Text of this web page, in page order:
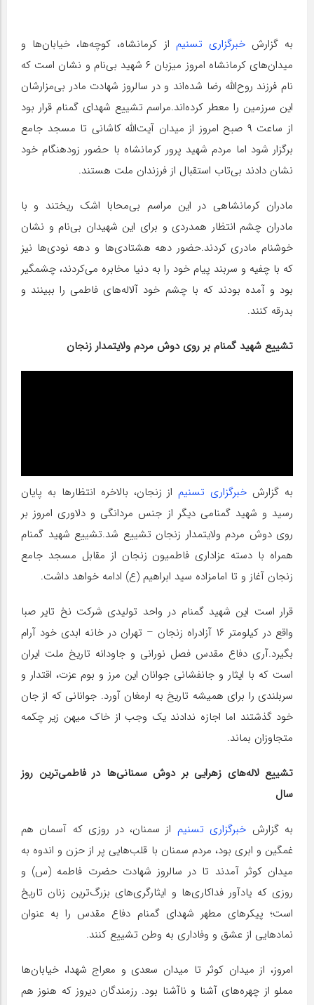
به گزارشخبرگزاری تسنیم از کرمانشاه، کوچه‌ها، خیابان‌ها و
میدان‌های کرمانشاه امروز میزبان ۶ شهید بی‌نام و نشان است که
نام فرزند روح‌الله رضا شده‌اند و در سالروز شهادت مادر بی‌مزارشان
این سرزمین را معطر کرده‌اند.مراسم تشییع شهدای گمنام قرار بود
از ساعت ۹ صبح امروز از میدان آیت‌الله کاشانی تا مسجد جامع
برگزار شود اما مردم شهید پرور کرمانشاه با حضور زودهنگام خود
نشان دادند بی‌تاب استقبال از فرزندان ملت هستند.
مادران کرمانشاهی در این مراسم بی‌محابا اشک ریختند و با
مادران چشم انتظار همدردی و برای این شهیدان بی‌نام و نشان
خوشنام مادری کردند.حضور دهه هشتادی‌ها و دهه نودی‌ها نیز
که با چفیه و سربند پیام خود را به دنیا مخابره می‌کردند، چشمگیر
بود و آمده بودند که با چشم خود آلاله‌های فاطمی را ببینند و
بدرقه کنند.
تشییع شهید گمنام بر روی دوش مردم ولایتمدار زنجان
به گزارش خبرگزاری تسنیماز زنجان، بالاخره انتظارها به پایان
رسید و شهید گمنامی دیگر از جنس مردانگی و دلاوری امروز بر
روی دوش مردم ولایتمدار زنجان تشییع شد.تشییع شهید گمنام
همراه با دسته عزاداری فاطمیون زنجان از مقابل مسجد جامع
زنجان آغاز و تا امامزاده سید ابراهیم (ع) ادامه خواهد داشت.
قرار است این شهید گمنام در واحد تولیدی شرکت نخ تایر صبا
واقع در کیلومتر ۱۶ آزادراه زنجان – تهران در خانه ابدی خود آرام
بگیرد.آری دفاع مقدس فصل نورانی و جاودانه تاریخ ملت ایران
است که با ایثار و جانفشانی جوانان این مرز و بوم عزت، اقتدار و
سربلندی را برای همیشه تاریخ به ارمغان آورد. جوانانی که از جان
خود گذشتند اما اجازه ندادند یک وجب از خاک میهن زیر چکمه
متجاوزان بماند.
تشییع لاله‌های زهرایی بر دوش سمنانی‌ها در فاطمی‌ترین روز
سال
به گزارش خبرگزاری تسنیم از سمنان، در روزی که آسمان هم
غمگین و ابری بود، مردم سمنان با قلب‌هایی پر از حزن و اندوه به
میدان کوثر آمدند تا در سالروز شهادت حضرت فاطمه (س) و
روزی که یادآور فداکاری‌ها و ایثارگری‌های بزرگ‌ترین زنان تاریخ
است؛ پیکرهای مطهر شهدای گمنام دفاع مقدس را به عنوان
نمادهایی از عشق و وفاداری به وطن تشییع کنند.
امروز، از میدان کوثر تا میدان سعدی و معراج شهدا، خیابان‌ها
مملو از چهره‌های آشنا و ناآشنا بود. رزمندگان دیروز که هنوز هم